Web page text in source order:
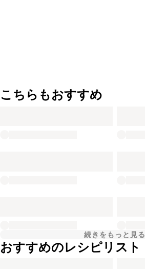
こちらもおすすめ
続きをもっと見る
おすすめのレシピリスト